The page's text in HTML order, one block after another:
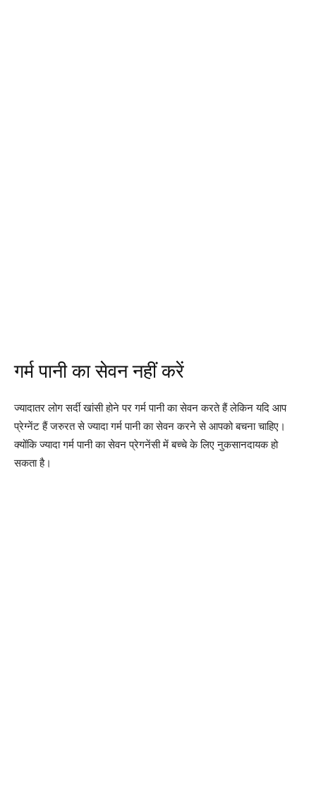
गर्म पानी का सेवन नहीं करें
ज्यादातर लोग सर्दी खांसी होने पर गर्म पानी का सेवन करते हैं लेकिन यदि आप
प्रेग्नेंट हैं जरुरत से ज्यादा गर्म पानी का सेवन करने से आपको बचना चाहिए।
क्योंकि ज्यादा गर्म पानी का सेवन प्रेगनेंसी में बच्चे के लिए नुकसानदायक हो
सकता है।